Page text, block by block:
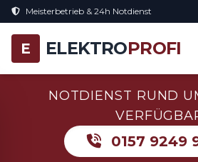
Meisterbetrieb & 24h Notdienst
E ELEKTROPROFI
NOTDIENST RUND
0157 9249